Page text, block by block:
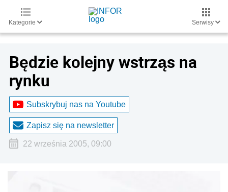
Kategorie Serwisy
Będzie kolejny wstrząs na
rynku
Subskrybuj nas na Youtube
Zapisz się na newsletter
22 września 2005, 09:00